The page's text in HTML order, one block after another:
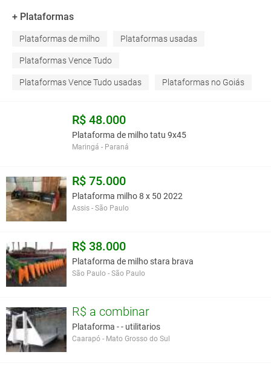
+ Plataformas
Plataformas de milho Plataformas usadas
Plataformas Vence Tudo
Plataformas Vence Tudo usadas Plataformas no Goiás
R$ 48.000
Plataforma de milho tatu 9x45
Maringá - Paraná
R$ 75.000
Plataforma milho 8 x 50 2022
Assis - São Paulo
R$ 38.000
Plataforma de milho stara brava
São Paulo - São Paulo
R$ a combinar
Plataforma - - utilitarios
Caarapó - Mato Grosso do Sul